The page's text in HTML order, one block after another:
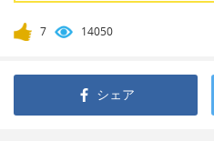
7 14050
シェア